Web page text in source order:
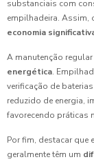
substanciais com
empilhadeira. Assim,
economia
A manutenção
energética.
verificação de
reduzido de energia,
favorecendo práticas
Por fim, destacar que
geralmente têm um